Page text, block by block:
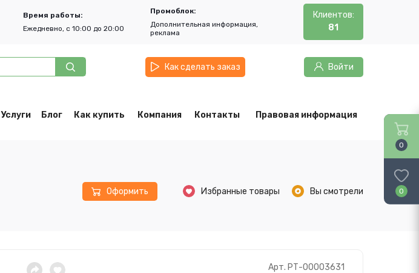
Время работы:
Ежедневно, с 10:00 до 20:00
Промоблок:
Дополнительная информация,
реклама
Клиентов:
81
Как сделать заказ Войти
Услуги Блог Как купить Компания Контакты Правовая информация
Оформить Избранные товары Вы смотрели
Арт. РТ-00003631
0
0